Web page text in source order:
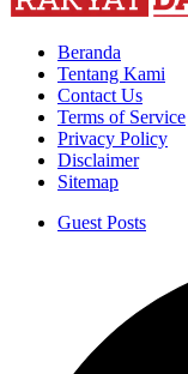
Beranda
Tentang Kami
Contact Us
Terms of Service
Privacy Policy
Disclaimer
Sitemap
Guest Posts